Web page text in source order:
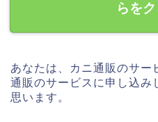
らを
あなたは、カニ通販のサー
通販のサービスに申し込み
思います。